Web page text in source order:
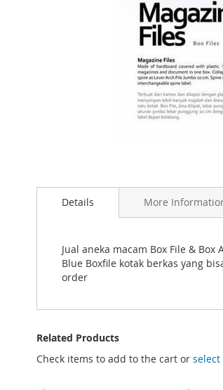
to
images
gallery
Details
Jual aneka macam Box File &
Blue Boxfile kotak berkas yang
order
More
Related Products
Check items to add to the cart or select